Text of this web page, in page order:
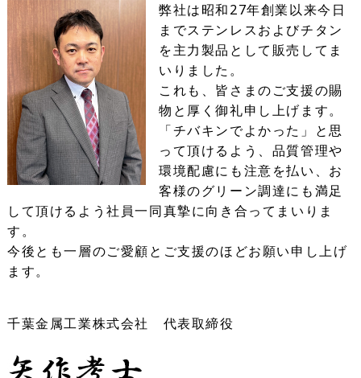
弊社は昭和27年創業以来今日
までステンレスおよびチタン
を主力製品として販売してま
いりました。
これも、皆さまのご支援の賜
物と厚く御礼申し上げます。
「チバキンでよかった」と思
って頂けるよう、品質管理や
環境配慮にも注意を払い、お
客様のグリーン調達にも満足
して頂けるよう社員一同真摯に向き合ってまいりま
す。
今後とも一層のご愛顧とご支援のほどお願い申し上げ
ます。
千葉金属工業株式会社 代表取締役